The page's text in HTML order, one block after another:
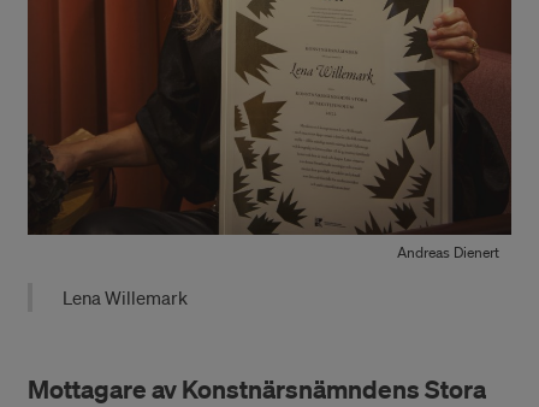
Andreas Dienert
Lena Willemark
Mottagare av Konstnärsnämndens Stora